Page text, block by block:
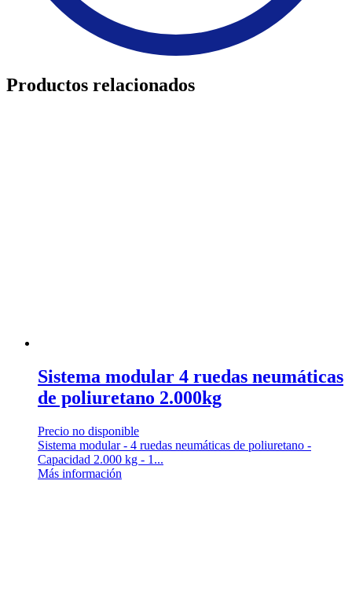
Productos relacionados
Sistema modular 4 ruedas neumáticas
de poliuretano 2.000kg
Precio no disponible
Sistema modular - 4 ruedas neumáticas de poliuretano -
Capacidad 2.000 kg - 1...
Más información